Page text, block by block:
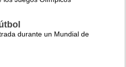
durante un Mundial de